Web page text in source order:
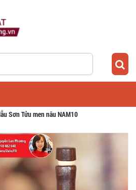
Sơn Tửu men nâu NAM10